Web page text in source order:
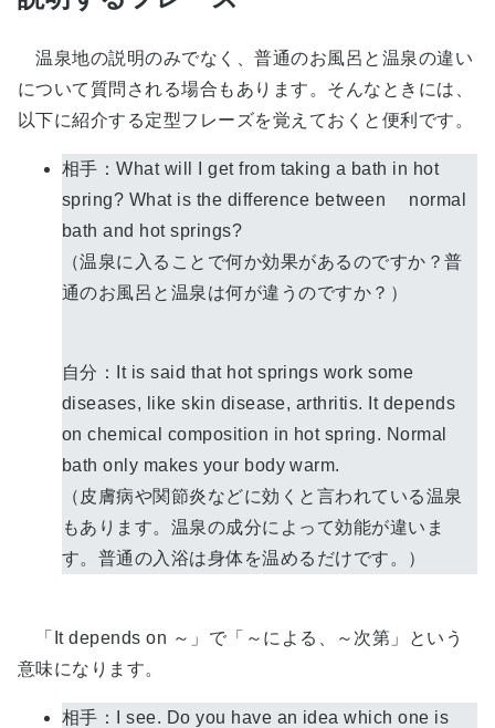
温泉地の説明のみでなく、普通のお風呂と温泉の違い
について質問される場合もあります。そんなときには、
以下に紹介する定型フレーズを覚えておくと便利です。
相手：What will I get from taking a bath in hot
spring? What is the difference between normal
bath and hot springs?
（温泉に入ることで何か効果があるのですか？普
通のお風呂と温泉は何が違うのですか？）
自分：It is said that hot springs work some
diseases, like skin disease, arthritis. It depends
on chemical composition in hot spring. Normal
bath only makes your body warm.
（皮膚病や関節炎などに効くと言われている温泉
もあります。温泉の成分によって効能が違いま
す。普通の入浴は身体を温めるだけです。）
「It depends on ～」で「～による、～次第」という
意味になります。
相手：I see. Do you have an idea which one is